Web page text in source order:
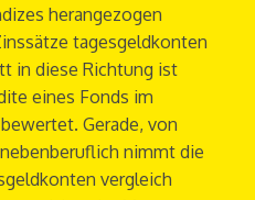
herangezogen
tagesgeldkonten
in diese Richtung ist
eines Fonds im
Gerade, von
nimmt die
vergleich